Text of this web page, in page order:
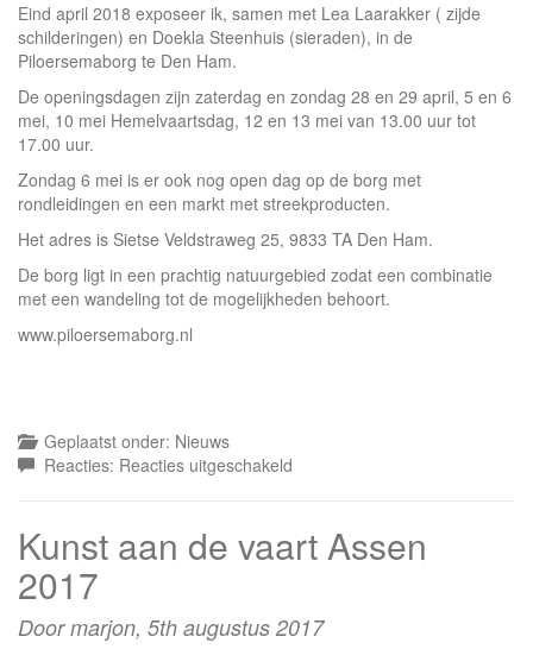
Eind april 2018 exposeer ik, samen met Lea Laarakker ( zijde
schilderingen) en Doekla Steenhuis (sieraden), in de
Piloersemaborg te Den Ham.
De openingsdagen zijn zaterdag en zondag 28 en 29 april, 5 en 6
mei, 10 mei Hemelvaartsdag, 12 en 13 mei van 13.00 uur tot
17.00 uur.
Zondag 6 mei is er ook nog open dag op de borg met
rondleidingen en een markt met streekproducten.
Het adres is Sietse Veldstraweg 25, 9833 TA Den Ham.
De borg ligt in een prachtig natuurgebied zodat een combinatie
met een wandeling tot de mogelijkheden behoort.
www.piloersemaborg.nl
Geplaatst onder: Nieuws
Reacties: Reacties uitgeschakeld
Den
Ham
Kunst aan de vaart Assen
2017
Door marjon, 5th augustus 2017